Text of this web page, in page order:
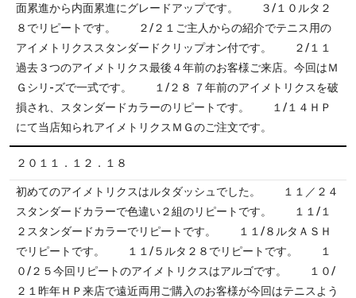
面累進から内面累進にグレードアップです。 ３/１０ルタ２
８でリピートです。 ２/２１ご主人からの紹介でテニス用の
アイメトリクススタンダードクリップオン付です。 ２/１１
過去３つのアイメトリクス最後４年前のお客様ご来店。今回はＭ
Ｇシリ-ズで一式です。 １/２８ ７年前のアイメトリクスを破
損され、スタンダードカラーのリピートです。 １/１４ＨＰ
にて当店知られアイメトリクスＭＧのご注文です。
２０１１．１２．１８
初めてのアイメトリクスはルタダッシュでした。 １１／２４
スタンダードカラーで色違い２組のリピートです。 １１/１
２スタンダードカラーでリピートです。 １１/８ルタＡＳＨ
でリピートです。 １１/５ルタ２８でリピートです。 １
０/２５今回リピートのアイメトリクスはアルゴです。 １０/
２１昨年ＨＰ来店で遠近両用ご購入のお客様が今回はテニスよう